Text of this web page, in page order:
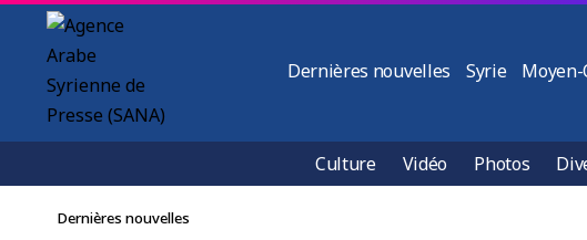
Dernières nouvelles Syrie
Culture Vidéo Photos
Dernières nouvelles